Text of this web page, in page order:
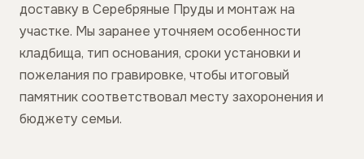
доставку в Серебряные Пруды и монтаж на
участке. Мы заранее уточняем особенности
кладбища, тип основания, сроки установки и
пожелания по гравировке, чтобы итоговый
памятник соответствовал месту захоронения и
бюджету семьи.